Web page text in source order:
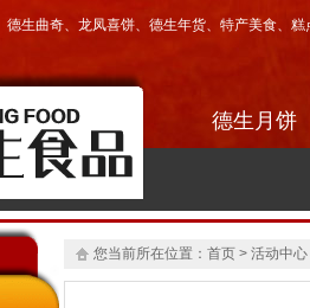
德生曲奇、 龙凤喜饼、 德生年货、 特产美食、 糕
德生月饼
您当前所在位置： 首页 > 活动中